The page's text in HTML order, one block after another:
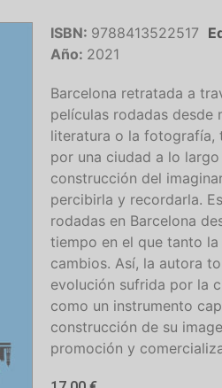
ISBN: 9788413522517
Año: 2021
Barcelona retratada a
películas rodadas desde
literatura o la fotografía,
por una ciudad a lo
construcción del
percibirla y recordarla.
rodadas en Barcelona
tiempo en el que tanto
cambios. Así, la autora
evolución sufrida por la
como un instrumento
construcción de su
promoción y